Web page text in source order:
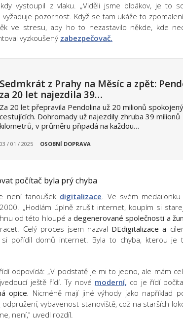
vystoupil z vlaku. „Viděli jsme blbákov, je to
pozornost. Když se tam ukáže to
ve stresu, aby ho to nezastavilo někde, kde
vyzkoušený zabezpečovač.
Sedmkrát z Prahy na Měsíc a zpět:
za 20 let najezdila 39…
Za 20 let přepravila Pendolina už 20 milionů
cestujících. Dohromady už najezdily zhruba 39 milionů
kilometrů, v průměru připadá na každou…
03 / 01 / 2025 OSOBNÍ DOPRAVA
počítač byla prý chyba
není fanoušek digitalizace. Ve svém medailonku
„Hodlám úplně zrušit internet, koupím si
od této hloupé a degenerované společnosti a
Celý proces jsem nazval DEdigitalizace a
pořídil domů internet. Byla to chyba, kterou je
odpovídá: „V podstatě je mi to jedno, ale mám
ještě řídí. Ty nové moderní, co je řídí
opice. Nicméně mají jiné výhody jako například
odpružení, vybavenost stanoviště, což na starších
není," uvedl rozdíl.